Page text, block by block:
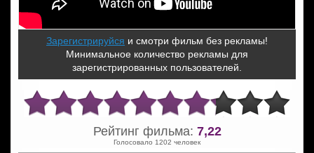
Зарегистрируйся и смотри фильм без рекламы!
Минимальное количество рекламы для
зарегистрированных пользователей.
Рейтинг фильма: 7,22
Голосовало 1202 человек